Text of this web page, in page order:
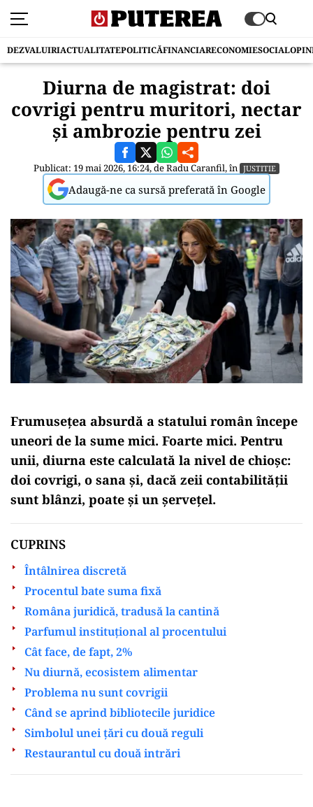
DEZVALUIRIACTUALITATEPOLITICĂFINANCIARECONOMIESOCIAL
Diurna de magistrat: doi
covrigi pentru muritori, nectar
și ambrozie pentru zei
Publicat: 19 mai 2026, 16:24, deRadu Caranfil, în JUSTITIE
Adaugă-ne ca sursă preferată în Google
Frumusețea absurdă a statului român începe
uneori de la sume mici. Foarte mici. Pentru
unii, diurna este calculată la nivel de chioșc:
doi covrigi, o sana și, dacă zeii contabilității
sunt blânzi, poate și un șervețel.
CUPRINS
Întâlnirea discretă
Procentul bate suma fixă
Româna juridică, tradusă la cantină
Parfumul instituțional al procentului
Cât face, de fapt, 2%
Nu diurnă, ecosistem alimentar
Problema nu sunt covrigii
Când se aprind bibliotecile juridice
Simbolul unei țări cu două reguli
Restaurantul cu două intrări